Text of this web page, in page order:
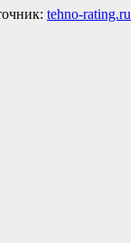
tehno-rating.ru